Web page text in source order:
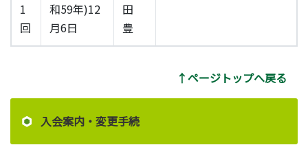
入会案内・変更手続
1
回
和59年)12
月6日
田
豊
↑ページトップへ戻る